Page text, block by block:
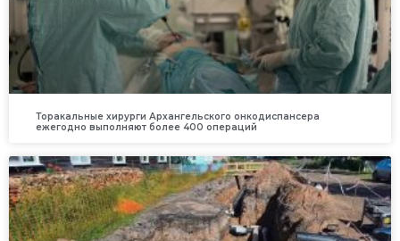
Торакальные хирурги Архангельского онкодиспансера
ежегодно выполняют более 400 операций